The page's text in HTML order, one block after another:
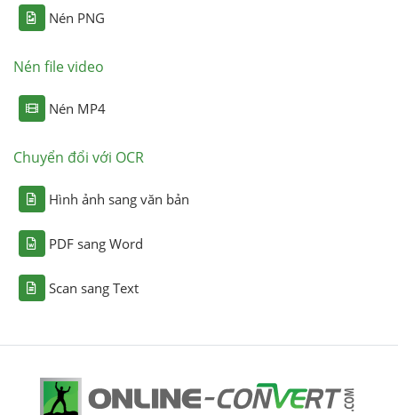
Nén PNG
Nén file video
Nén MP4
Chuyển đổi với OCR
Hình ảnh sang văn bản
PDF sang Word
Scan sang Text